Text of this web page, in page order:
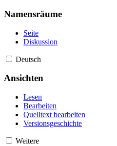
Namensräume
Seite
Diskussion
Deutsch
Ansichten
Lesen
Bearbeiten
Quelltext bearbeiten
Versionsgeschichte
Weitere